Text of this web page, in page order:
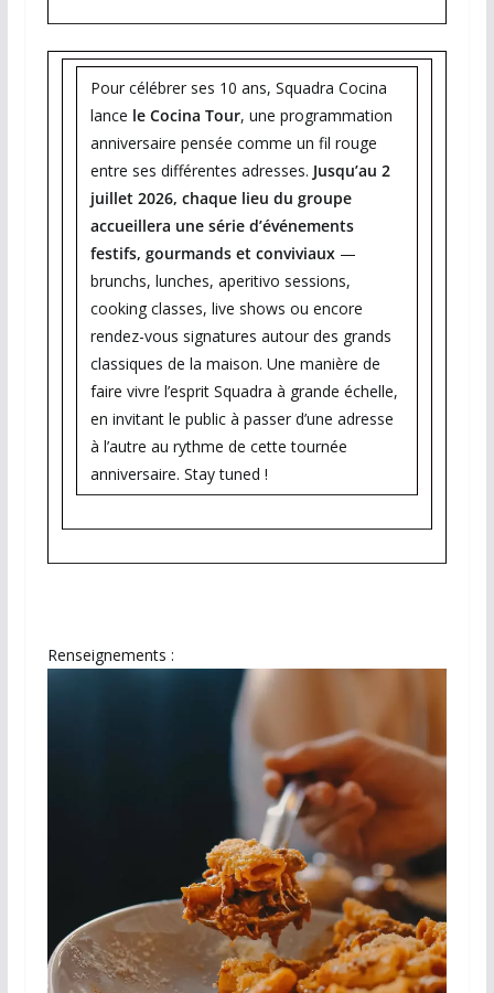
Pour célébrer ses 10 ans, Squadra Cocina
lance le Cocina Tour, une programmation
anniversaire pensée comme un fil rouge
entre ses différentes adresses. Jusqu’au 2
juillet 2026, chaque lieu du groupe
accueillera une série d’événements
festifs, gourmands et conviviaux—
brunchs, lunches, aperitivo sessions,
cooking classes, live shows ou encore
rendez-vous signatures autour des grands
classiques de la maison. Une manière de
faire vivre l’esprit Squadra à grande échelle,
en invitant le public à passer d’une adresse
à l’autre au rythme de cette tournée
anniversaire. Stay tuned !
Renseignements :